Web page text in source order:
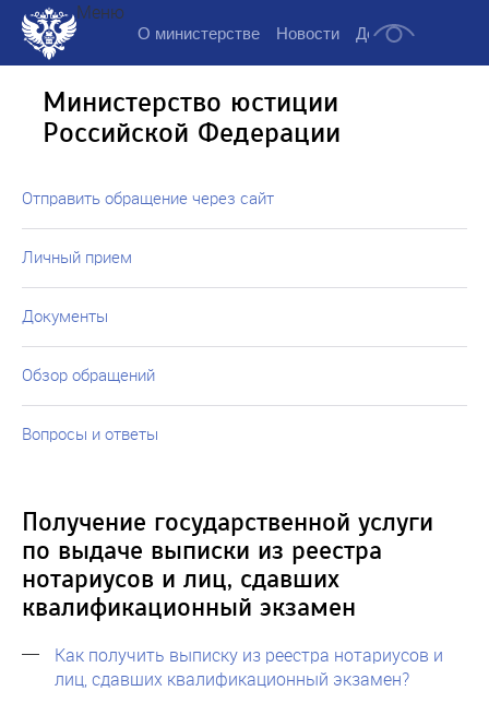
Меню
О министерстве Новости Деятельность
Министерство юстиции
Российской Федерации
Отправить обращение через сайт
Личный прием
Документы
Обзор обращений
Вопросы и ответы
Получение государственной услуги
по выдаче выписки из реестра
нотариусов и лиц, сдавших
квалификационный экзамен
Как получить выписку из реестра нотариусов и
лиц, сдавших квалификационный экзамен?